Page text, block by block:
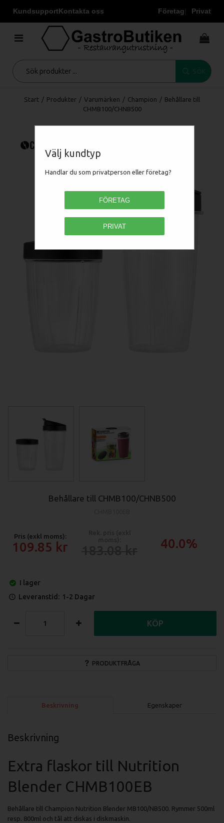
KundsupportKontakta oss Företag Privat
Välj kundtyp
Handlar du som privatperson eller företag?
FÖRETAG
PRIVAT
Start / Produkter / Varumärken / Champion / Behållare till
CHMB100/CHNB500
Behållare till CHMB100/CHNB500
Pris (exkl moms):
109.85 40.0%
I lager
Leveranstid: 1-2 Dagar
PRODUKTFRÅGA
KÖP
Beskrivning Egenskaper
Beskrivning
Extra flaskor till Nutrition
Blender CHMB100EB
Behållare till Champion Nutrition Blender MB100/NB500. Rymmer 500ml
resp. 800ml och tål att diskas i diskmaskin.